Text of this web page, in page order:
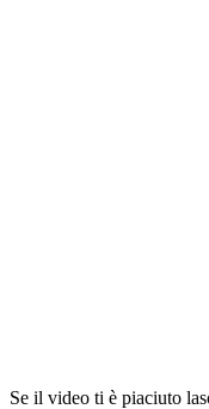
Se il video ti è piaciuto